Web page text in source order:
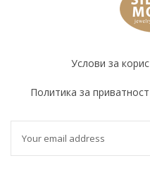
Услови за
Политика за приватност